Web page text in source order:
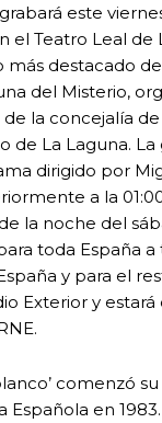
este
el Teatro Leal de
destacado
del Misterio,
la concejalía
de La Laguna. La
dirigido por
a la
la noche del
toda España a
y para el
Exterior y
comenzó
Española en